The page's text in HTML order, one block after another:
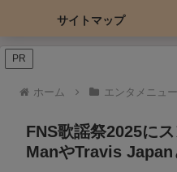
サイトマップ
PR
ホーム エンタメニュ
FNS歌謡祭2025に
ManやTravis Japan